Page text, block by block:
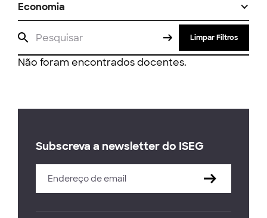
Economia
Limpar Filtros
Não foram encontrados docentes.
Subscreva a newsletter do ISEG